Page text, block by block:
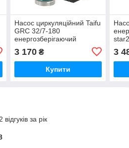
Насос циркуляційний Taifu
GRC 32/7-180
енергозберігаючий
3 170₴
Купити
3
за рік